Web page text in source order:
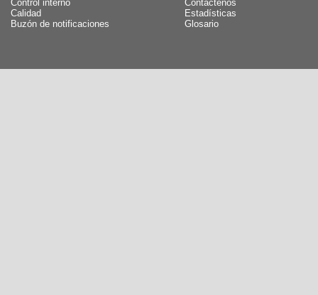
Control interno
Calidad
Buzón de notificaciones
Contáctenos
Estadísticas
Glosario